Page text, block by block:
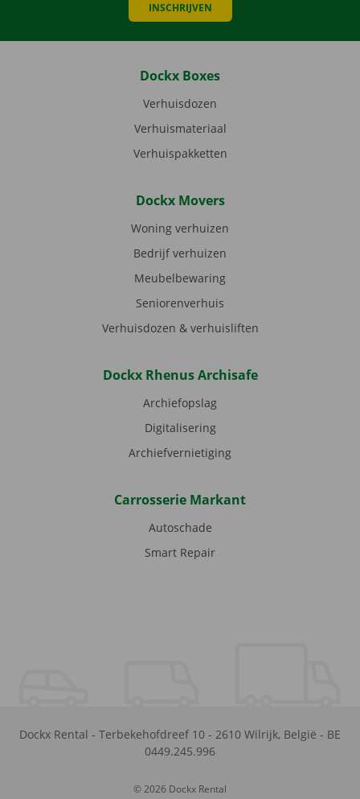
INSCHRIJVEN
Dockx Boxes
Verhuisdozen
Verhuismateriaal
Verhuispakketten
Dockx Movers
Woning verhuizen
Bedrijf verhuizen
Meubelbewaring
Seniorenverhuis
Verhuisdozen & verhuisliften
Dockx Rhenus Archisafe
Archiefopslag
Digitalisering
Archiefvernietiging
Carrosserie Markant
Autoschade
Smart Repair
Dockx Rental - Terbekehofdreef 10 - 2610 Wilrijk, België - BE
0449.245.996
© 2026 Dockx Rental